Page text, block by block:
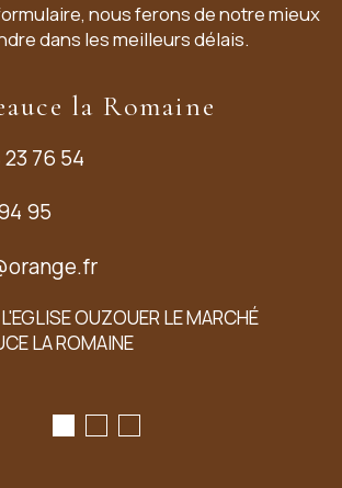
nous ferons de notre mieux
dans les meilleurs délais.
la Romaine
76 54
95
OUZOUER LE MARCHÉ
LA ROMAINE